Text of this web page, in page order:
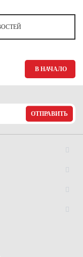
В НАЧАЛО
ОТПРАВИТЬ